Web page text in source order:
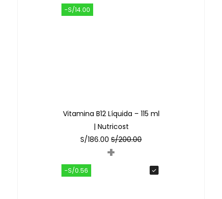
-S/14.00
Vitamina B12 Líquida – 115 ml
| Nutricost
S/186.00 S/200.00
+
-S/0.56